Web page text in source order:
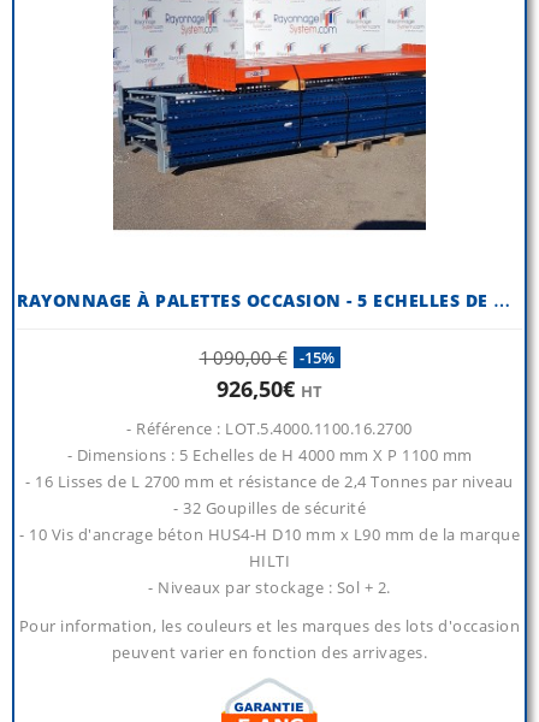
R
AYONNAGE À PALETTES OCCASION - 5 ECHELLES DE H 4000 MM X P 1100 MM
1 090,00 € -15%
926,50€ HT
- Référence : LOT.5.4000.1100.16.2700
- Dimensions : 5 Echelles de H 4000 mm X P 1100 mm
- 16 Lisses de L 2700 mm et résistance de 2,4 Tonnes par niveau
- 32 Goupilles de sécurité
- 10 Vis d'ancrage béton HUS4-H D10 mm x L90 mm de la marque
HILTI
- Niveaux par stockage : Sol + 2.
Pour information, les couleurs et les marques des lots d'occasion
peuvent varier en fonction des arrivages.